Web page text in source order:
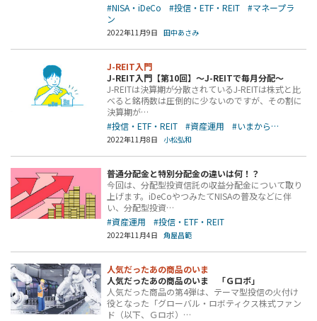
#NISA・iDeCo
#投信・ETF・REIT
#マネープラ
ン
2022年11月9日 田中あさみ
J-REIT入門
J-REIT入門【第10回】～J-REITで毎月分配～
J-REITは決算期が分散されているJ-REITは株式と比
べると銘柄数は圧倒的に少ないのですが、その割に
決算期が…
#投信・ETF・REIT
#資産運用 #いまから…
2022年11月8日 小松弘和
普通分配金と特別分配金の違いは何！？
今回は、分配型投資信託の収益分配金について取り
上げます。iDeCoやつみたてNISAの普及などに伴
い、分配型投資…
#資産運用
#投信・ETF・REIT
2022年11月4日 角屋昌範
人気だったあの商品のいま
人気だったあの商品のいま 「Ｇロボ」
人気だった商品の第4弾は、テーマ型投信の火付け
役となった「グローバル・ロボティクス株式ファン
ド（以下、Ｇロボ）…